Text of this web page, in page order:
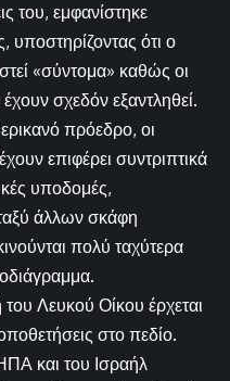
του, εμφανίστηκε
υποστηρίζοντας ότι ο
«σύντομα» καθώς οι
έχουν σχεδόν εξαντληθεί.
πρόεδρο, οι
επιφέρει συντριπτικά
υποδομές,
άλλων σκάφη
πολύ ταχύτερα
Λευκού Οίκου έρχεται
στο πεδίο.
και του Ισραήλ